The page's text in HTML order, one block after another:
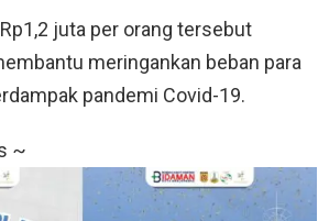
juta per orang tersebut
meringankan beban para
pandemi Covid-19.
~